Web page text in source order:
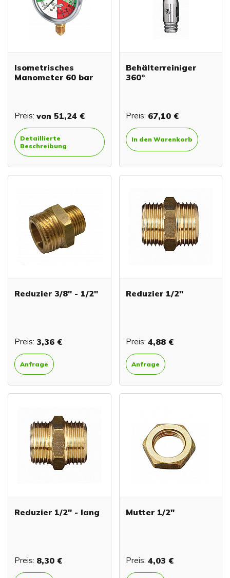
Isometrisches
Manometer 60 bar
Preis: von 51,24 €
Detaillierte
Beschreibung
Behälterreiniger
360°
Preis: 67,10 €
In den Warenkorb
Reduzier 3/8" - 1/2"
Preis: 3,36 €
Anfrage
Reduzier 1/2"
Preis: 4,88 €
Anfrage
Reduzier 1/2" - lang
Preis: 8,30 €
Mutter 1/2"
Preis: 4,03 €